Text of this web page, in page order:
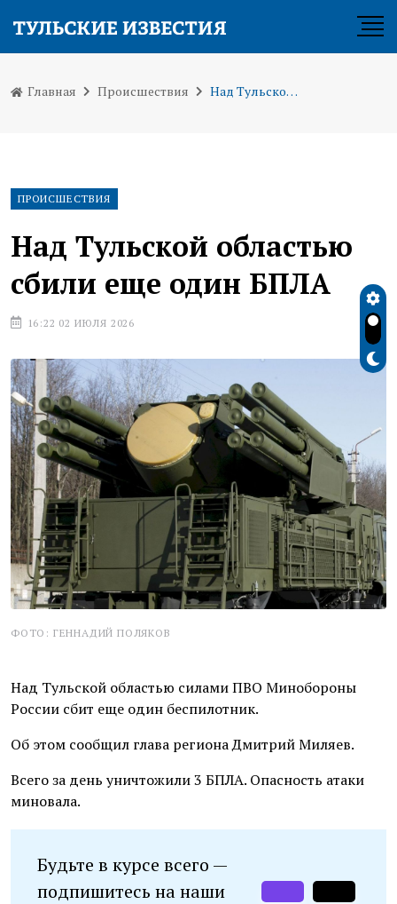
Главная Происшествия Над Тульской областью сбили еще один БПЛА
ПРОИСШЕСТВИЯ
Над Тульской областью
сбили еще один БПЛА
16:22 02 ИЮЛЯ 2026
ФОТО: ГЕННАДИЙ ПОЛЯКОВ
Над Тульской областью силами ПВО Минобороны
России сбит еще один беспилотник.
Об этом сообщил глава региона Дмитрий Миляев.
Всего за день уничтожили 3 БПЛА. Опасность атаки
миновала.
Будьте в курсе всего —
подпишитесь на наши